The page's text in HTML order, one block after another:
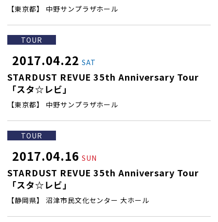
【東京都】 中野サンプラザホール
TOUR
2017.04.22 SAT
STARDUST REVUE 35th Anniversary Tour
「スタ☆レビ」
【東京都】 中野サンプラザホール
TOUR
2017.04.16 SUN
STARDUST REVUE 35th Anniversary Tour
「スタ☆レビ」
【静岡県】 沼津市民文化センター 大ホール